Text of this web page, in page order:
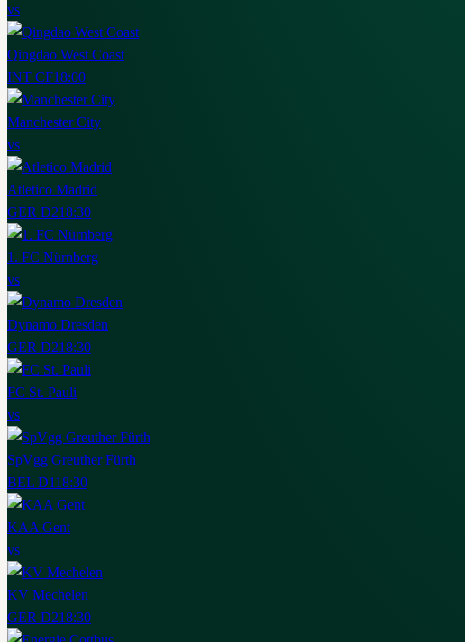
vs
Qingdao West Coast
INT CF18:00
Manchester City
vs
Atletico Madrid
GER D218:30
1. FC Nürnberg
vs
Dynamo Dresden
GER D218:30
FC St. Pauli
vs
SpVgg Greuther Fürth
BEL D118:30
KAA Gent
vs
KV Mechelen
GER D218:30